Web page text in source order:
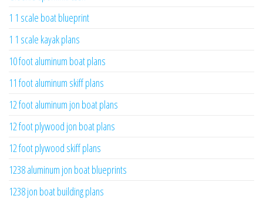
1 1 scale boat blueprint
1 1 scale kayak plans
10 foot aluminum boat plans
11 foot aluminum skiff plans
12 foot aluminum jon boat plans
12 foot plywood jon boat plans
12 foot plywood skiff plans
1238 aluminum jon boat blueprints
1238 jon boat building plans